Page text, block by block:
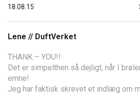
18.08.15
Lene // DuftVerket
THANK – YOU!!
Det er simpelthen så dejligt, når I
emne!
Jeg har faktisk skrevet et indlæg om